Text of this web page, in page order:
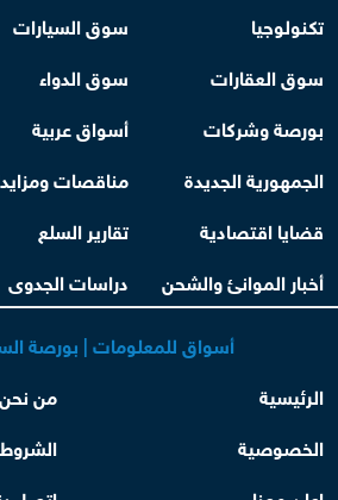
تكنولوجيا
سوق السيارات
سوق العقارات
سوق الدواء
بورصة وشركات
أسواق عربية
الجمهورية الجديدة
مناقصات
قضايا اقتصادية
تقارير السلع
أخبار الموانئ والشحن
دراسات الجدوى
أسواق للمعلومات | بورصة
الرئيسية
من نحن
الخصوصية
الشروط